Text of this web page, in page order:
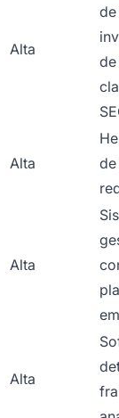
Alta
de
Alta
Alta
Alta